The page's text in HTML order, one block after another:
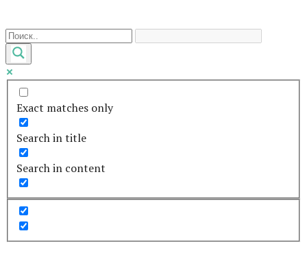
к
контенту
Exact matches only
Search in title
Search in content